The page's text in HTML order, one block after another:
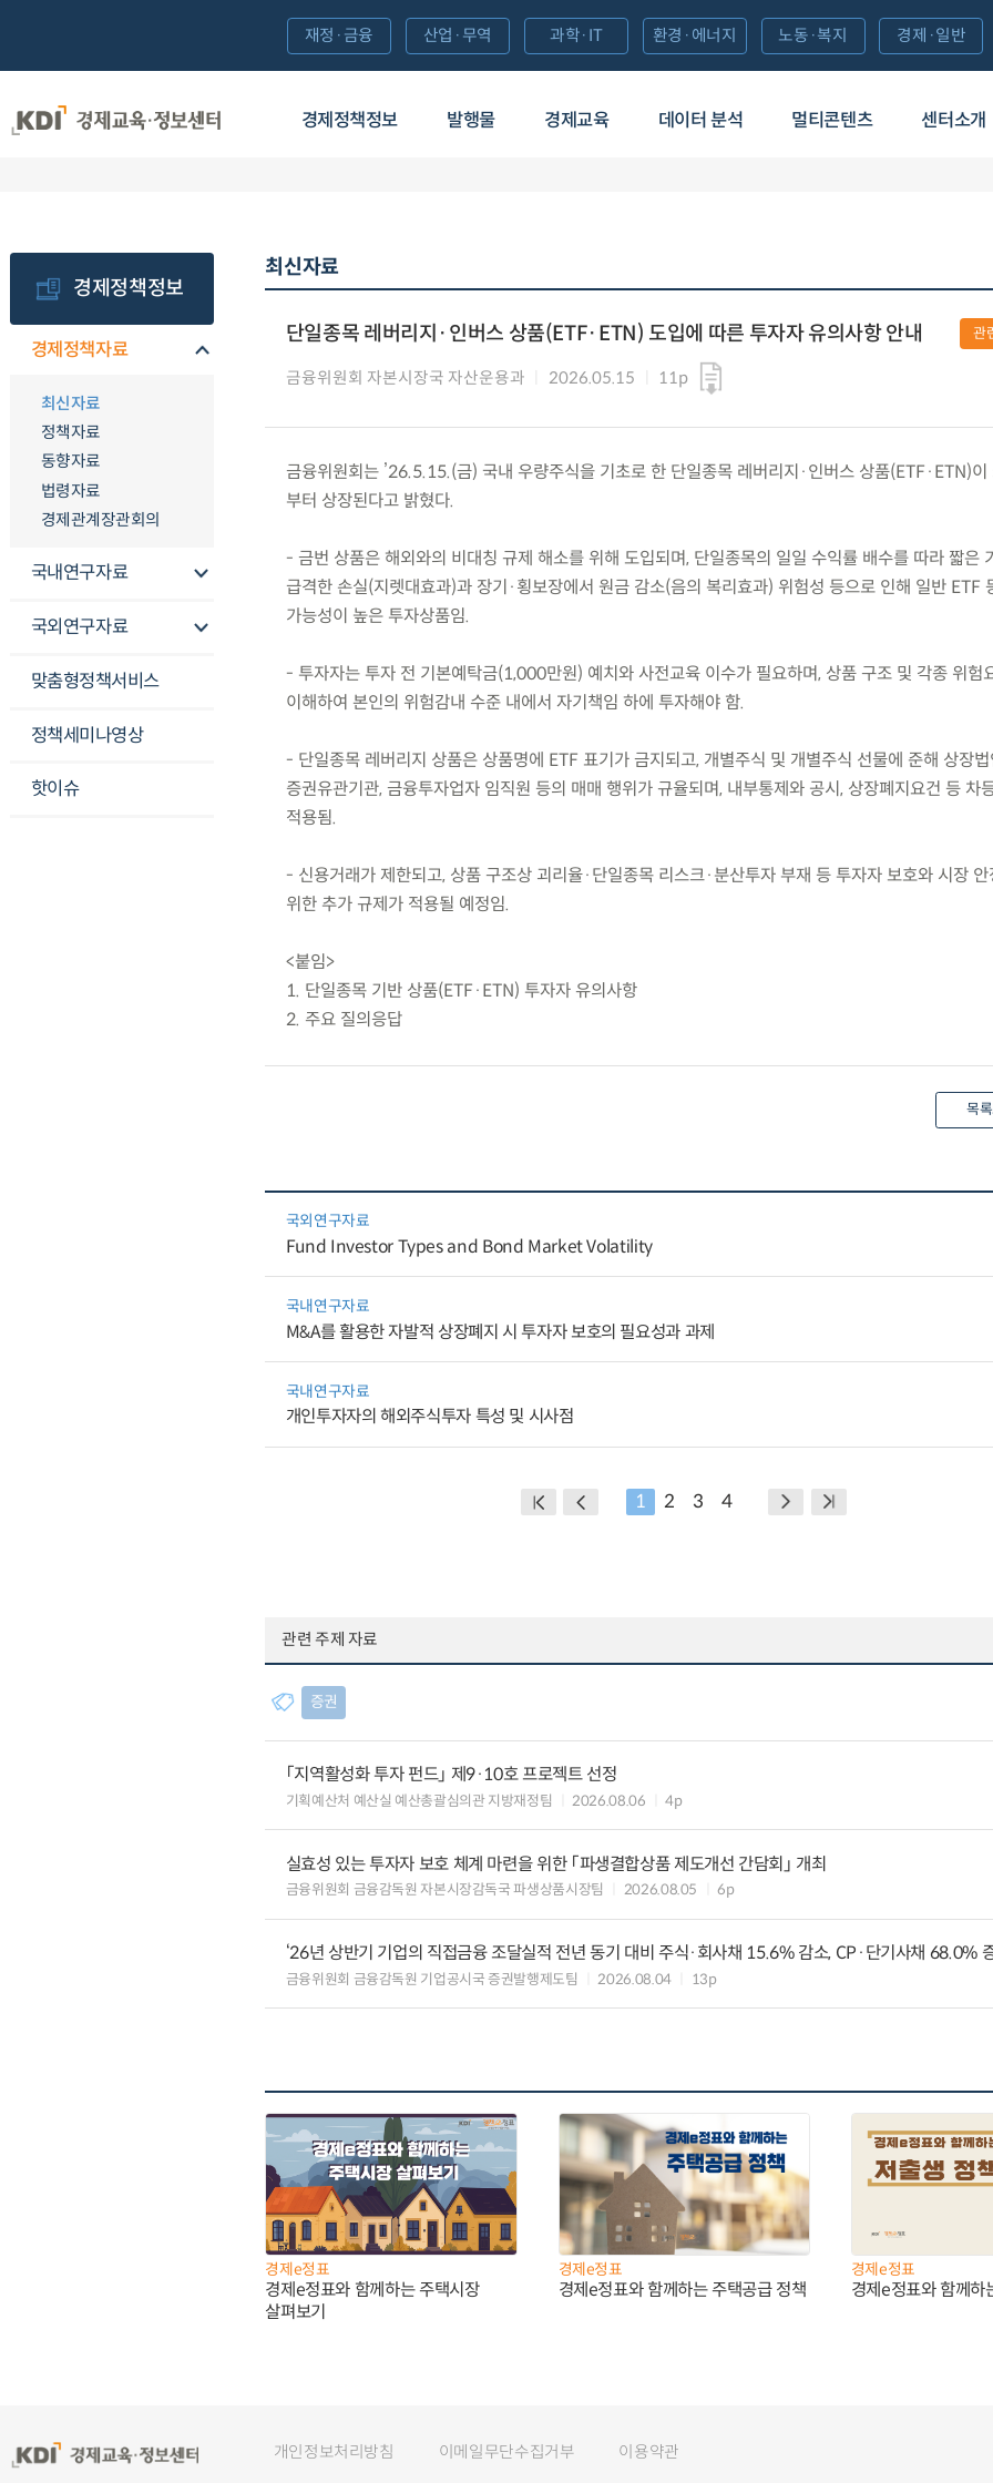
경제정책정보 발행물 경제교육 데이터 분석 멀티콘텐츠 센터소개
재정·금융 산업·무역 과학·IT 환경·에너지 노동·복지 경제·일반
경제정책정보
경제정책자료
최신자료
정책자료
동향자료
법령자료
경제관계장관회의
국내연구자료
국외연구자료
맞춤형정책서비스
정책세미나영상
핫이슈
최신자료
단일종목 레버리지·인버스 상품(ETF·ETN) 도입에 따른 투자자 유의사항 안내
금융위원회 자본시장국 자산운용과 2026.05.15 11p
관
금융위원회는 ’26.5.15.(금) 국내 우량주식을 기초로 한 단일종목 레버리지·인버스 상품(ETF·ETN)
부터 상장된다고 밝혔다.
- 금번 상품은 해외와의 비대칭 규제 해소를 위해 도입되며, 단일종목의 일일 수익률 배수를 따라 짧은
급격한 손실(지렛대효과)과 장기·횡보장에서 원금 감소(음의 복리효과) 위험성 등으로 인해 일반 ETF
가능성이 높은 투자상품임.
- 투자자는 투자 전 기본예탁금(1,000만원) 예치와 사전교육 이수가 필요하며, 상품 구조 및 각종 위험
이해하여 본인의 위험감내 수준 내에서 자기책임 하에 투자해야 함.
- 단일종목 레버리지 상품은 상품명에 ETF 표기가 금지되고, 개별주식 및 개별주식 선물에 준해 상장법
증권유관기관, 금융투자업자 임직원 등의 매매 행위가 규율되며, 내부통제와 공시, 상장폐지요건 등 차
적용됨.
- 신용거래가 제한되고, 상품 구조상 괴리율·단일종목 리스크·분산투자 부재 등 투자자 보호와 시장
위한 추가 규제가 적용될 예정임.
<붙임>
1. 단일종목 기반 상품(ETF·ETN) 투자자 유의사항
2. 주요 질의응답
목록
국외연구자료
Fund Investor Types and Bond Market Volatility
국내연구자료
M&A를 활용한 자발적 상장폐지 시 투자자 보호의 필요성과 과제
국내연구자료
개인투자자의 해외주식투자 특성 및 시사점
1 2 3 4
관련 주제 자료
증권
「지역활성화 투자 펀드」 제9·10호 프로젝트 선정
기획예산처 예산실 예산총괄심의관 지방재정팀 2026.08.06 4p
실효성 있는 투자자 보호 체계 마련을 위한 「파생결합상품 제도개선 간담회」 개최
금융위원회 금융감독원 자본시장감독국 파생상품시장팀 2026.08.05 6p
‘26년 상반기 기업의 직접금융 조달실적 전년 동기 대비 주식·회사채 15.6% 감소, CP·단기사채 68.0%
금융위원회 금융감독원 기업공시국 증권발행제도팀 2026.08.04 13p
경제e정표
경제e정표와 함께하는 주택시장
살펴보기
경제e정표
경제e정표와 함께하는 주택공급 정책
경제e정표
경제e정표와 함께하
개인정보처리방침 이메일무단수집거부 이용약관